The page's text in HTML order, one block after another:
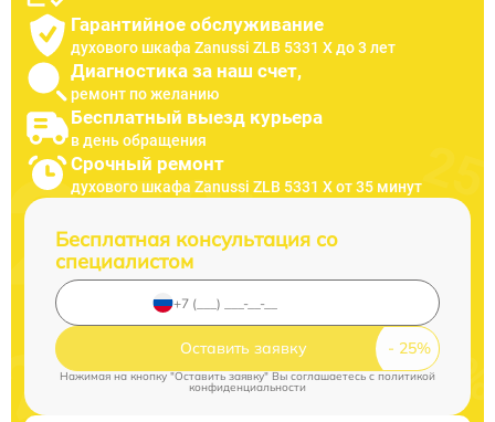
Гарантийное обслуживание
духового шкафа Zanussi ZLB 5331 X до 3 лет
Диагностика за наш счет,
ремонт по желанию
Бесплатный выезд курьера
в день обращения
Срочный ремонт
духового шкафа Zanussi ZLB 5331 X от 35 минут
Бесплатная консультация со
специалистом
Оставить заявку
Нажимая на кнопку "Оставить заявку" Вы соглашаетесь cполитикой
конфиденциальности